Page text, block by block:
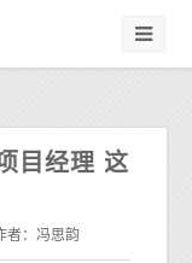
目经理 这
：冯思韵